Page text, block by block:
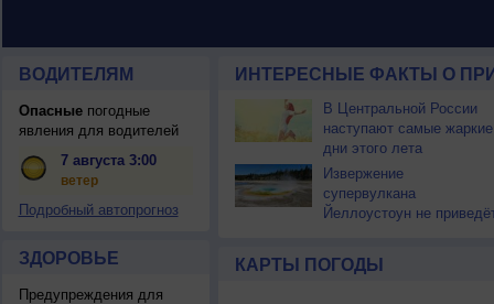
ВОДИТЕЛЯМ
Опасныепогодные
явления для водителей
7 августа 3:00
ветер
Подробный автопрогноз
ЗДОРОВЬЕ
Предупреждения для
ИНТЕРЕСНЫЕ ФАКТЫ О
В Центральной России
наступают самые жаркие
дни этого лета
Извержение
супервулкана
Йеллоустоун не
КАРТЫ ПОГОДЫ